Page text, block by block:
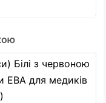
Білі з червоною
ЕВА для медиків